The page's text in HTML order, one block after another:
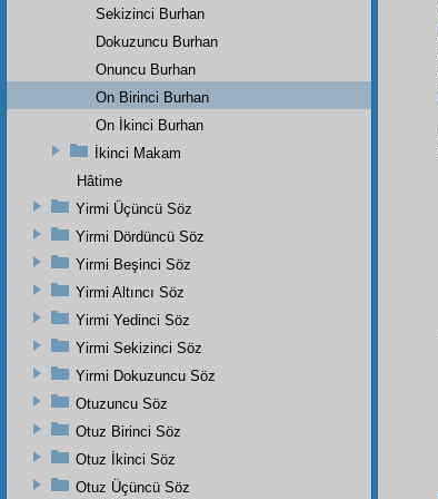
Sekizinci Burhan
Dokuzuncu Burhan
Onuncu Burhan
On Birinci Burhan
On İkinci Burhan
İkinci Makam
Hâtime
Yirmi Üçüncü Söz
Yirmi Dördüncü Söz
Yirmi Beşinci Söz
Yirmi Altıncı Söz
Yirmi Yedinci Söz
Yirmi Sekizinci Söz
Yirmi Dokuzuncu Söz
Otuzuncu Söz
Otuz Birinci Söz
Otuz İkinci Söz
Otuz Üçüncü Söz